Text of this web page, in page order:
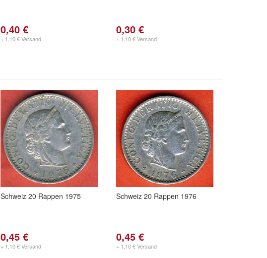
0,40 €
+ 1,10 € Versand
0,30 €
+ 1,10 € Versand
Schweiz 20 Rappen 1975
0,45 €
+ 1,10 € Versand
Schweiz 20 Rappen 1976
0,45 €
+ 1,10 € Versand